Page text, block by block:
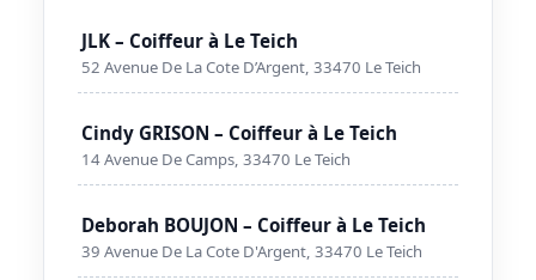
JLK – Coiffeur à Le Teich
52 Avenue De La Cote D’Argent, 33470 Le Teich
Cindy GRISON – Coiffeur à Le Teich
14 Avenue De Camps, 33470 Le Teich
Deborah BOUJON – Coiffeur à Le Teich
39 Avenue De La Cote D'Argent, 33470 Le Teich